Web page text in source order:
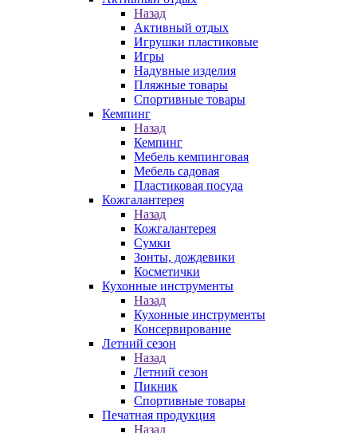
Назад
Активный отдых
Игрушки пластиковые
Игры
Надувные изделия
Пляжные товары
Спортивные товары
Кемпинг
Назад
Кемпинг
Мебель кемпинговая
Мебель садовая
Пластиковая посуда
Кожгалантерея
Назад
Кожгалантерея
Сумки
Зонты, дождевики
Косметички
Кухонные инструменты
Назад
Кухонные инструменты
Консервирование
Летний сезон
Назад
Летний сезон
Пикник
Спортивные товары
Печатная продукция
Назад